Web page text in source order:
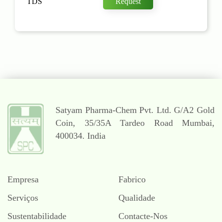
Satyam Pharma-Chem Pvt. Ltd.G/A2 Gold
Coin, 35/35A Tardeo Road Mumbai,
400034. India
Empresa
Fabrico
Serviços
Qualidade
Sustentabilidade
Contacte-Nos